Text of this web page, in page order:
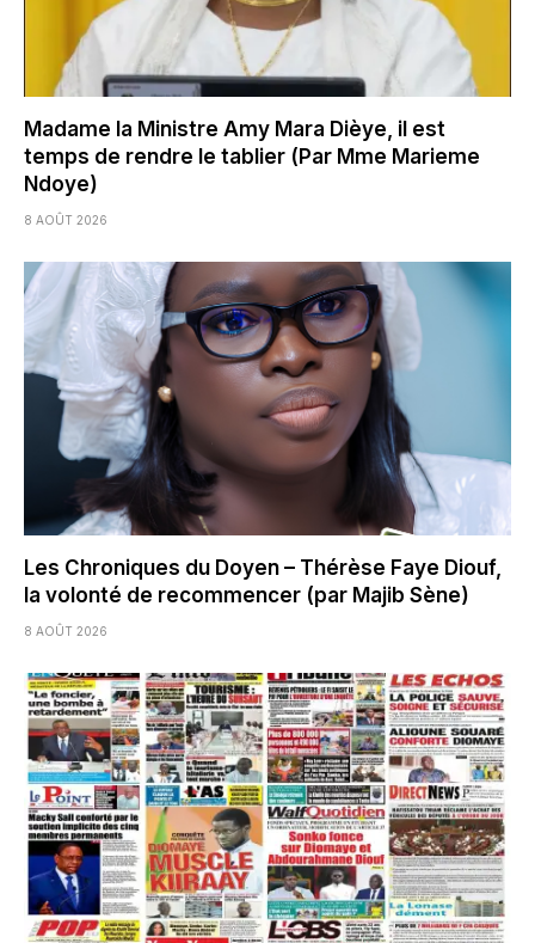
Madame la Ministre Amy Mara Dièye, il est
temps de rendre le tablier (Par Mme Marieme
Ndoye)
8 AOÛT 2026
Les Chroniques du Doyen – Thérèse Faye Diouf,
la volonté de recommencer (par Majib Sène)
8 AOÛT 2026